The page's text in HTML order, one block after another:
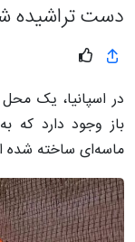
دست تراشیده
در اسپانیا، یک
باز وجود دارد که
ماسه‌ای ساخته